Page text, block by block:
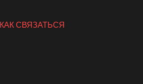
КАК СВЯЗАТЬСЯ